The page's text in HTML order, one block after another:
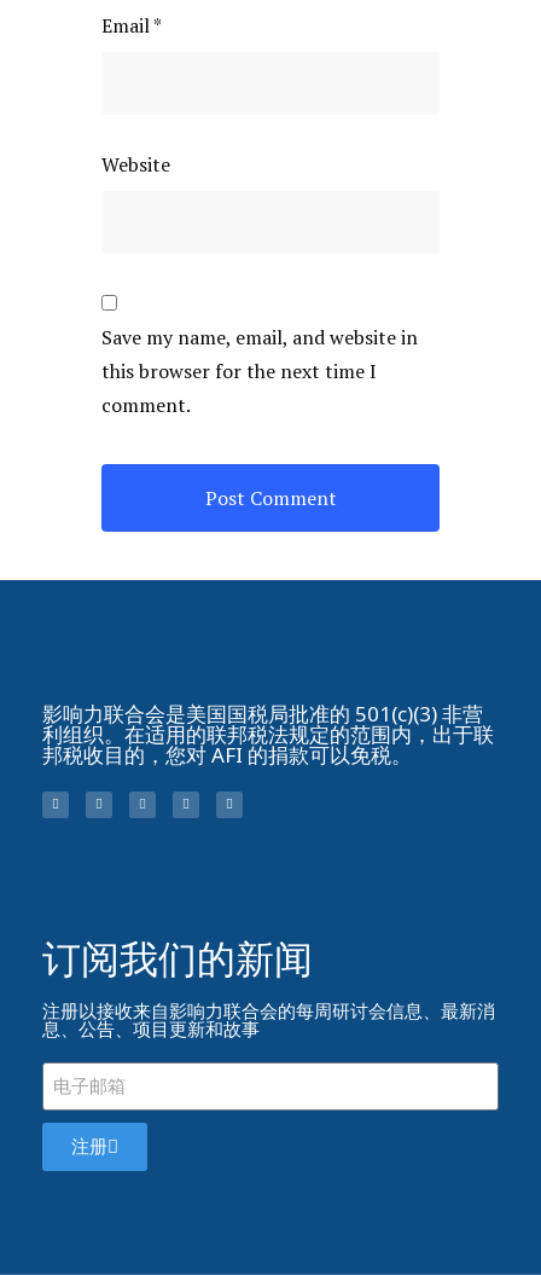
Email*
Website
Save my name, email, and website in
this browser for the next time I
comment.
影响力联合会是美国国税局批准的 501(c)(3) 非营
利组织。在适用的联邦税法规定的范围内，出于联
邦税收目的，您对 AFI 的捐款可以免税。
订阅我们的新闻​
注册以接收来自影响力联合会的每周研讨会信息、最新消
息、公告、项目更新和故事
注册